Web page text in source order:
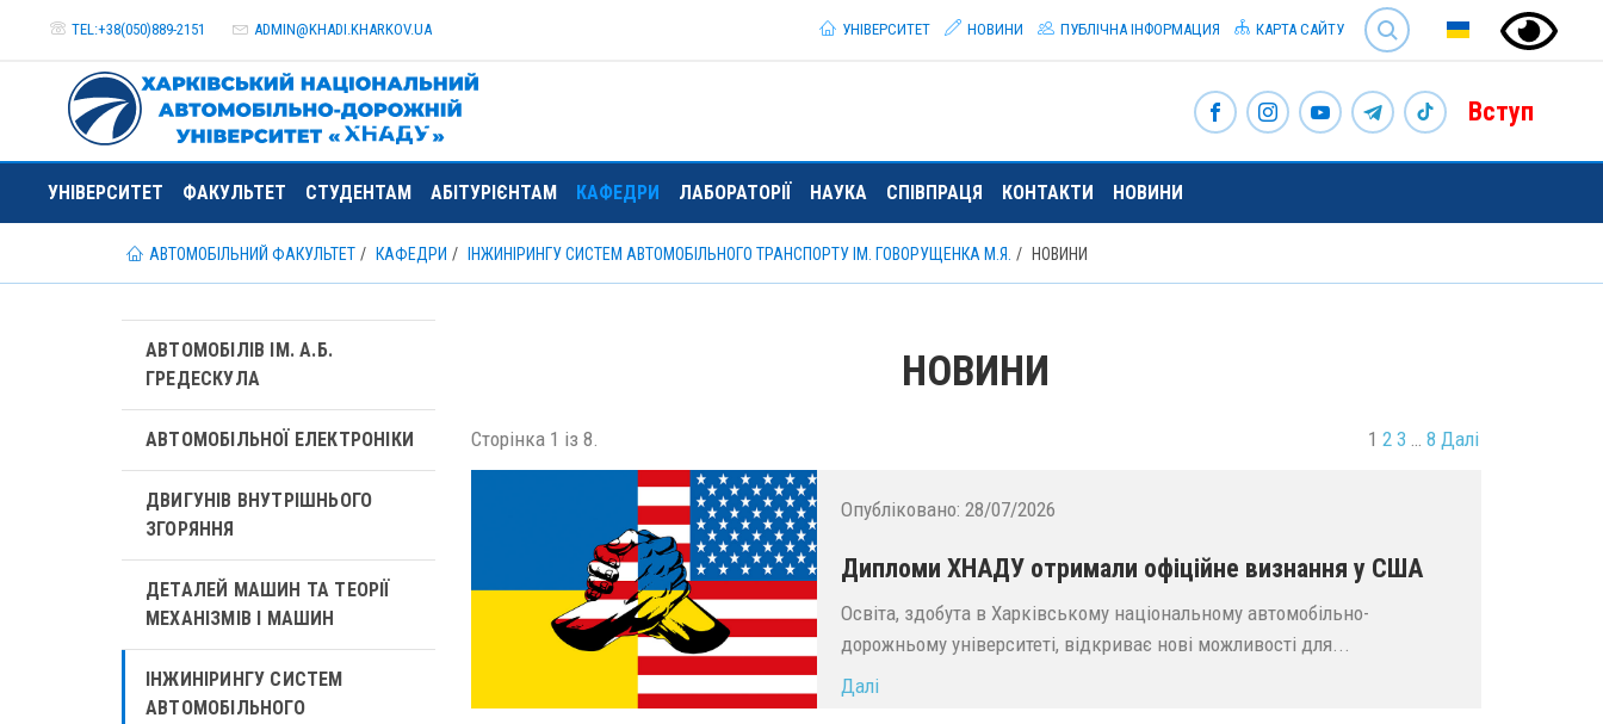
TEL:+38(050)889-2151 ADMIN@KHADI.KHARKOV.UA
SEARCH
УНІВЕРСИТЕТ
НОВИНИ ПУБЛІЧНА ІНФОРМАЦИЯ КАРТА САЙТУ
Вступ
УНІВЕРСИТЕТ ФАКУЛЬТЕТ СТУДЕНТАМ АБІТУРІЄНТАМ КАФЕДРИ ЛАБОРАТОРІЇ НАУКА СПІВПРАЦЯ КОНТАКТИ НОВИНИ
АВТОМОБІЛЬНИЙ ФАКУЛЬТЕТ КАФЕДРИ ІНЖИНІРИНГУ СИСТЕМ АВТОМОБІЛЬНОГО ТРАНСПОРТУ ІМ. ГОВОРУЩЕНКА М.Я. НОВИНИ
НОВИНИ
Сторінка 1 із 8. 1 2 3 … 8 Далі
Опубліковано: 28/07/2026
Дипломи ХНАДУ отримали офіційне визнання у США
Освіта, здобута в Харківському національному автомобільно-
дорожньому університеті, відкриває нові можливості для...
Далі
АВТОМОБІЛІВ ІМ. А.Б.
ГРЕДЕСКУЛА
АВТОМОБІЛЬНОЇ ЕЛЕКТРОНІКИ
ДВИГУНІВ ВНУТРІШНЬОГО
ЗГОРЯННЯ
ДЕТАЛЕЙ МАШИН ТА ТЕОРІЇ
МЕХАНІЗМІВ І МАШИН
ІНЖИНІРИНГУ СИСТЕМ
АВТОМОБІЛЬНОГО